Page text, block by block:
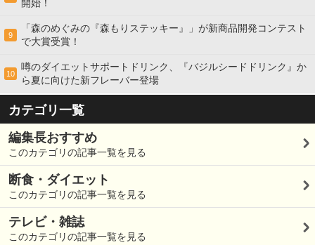
開始！
9
「森のめぐみの『森もりステッキー』」が新商品開発コンテスト
で大賞受賞！
10
噂のダイエットサポートドリンク、『バジルシードドリンク』か
ら夏に向けた新フレーバー登場
カテゴリ一覧
編集長おすすめ
このカテゴリの記事一覧を見る
断食・ダイエット
このカテゴリの記事一覧を見る
テレビ・雑誌
このカテゴリの記事一覧を見る